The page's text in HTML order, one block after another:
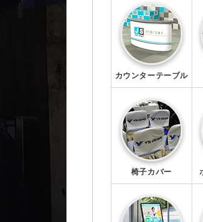
ブルゾン
ワイシャツ
キャップ
エプロン
マスク
カウンターテーブル
椅子カバー